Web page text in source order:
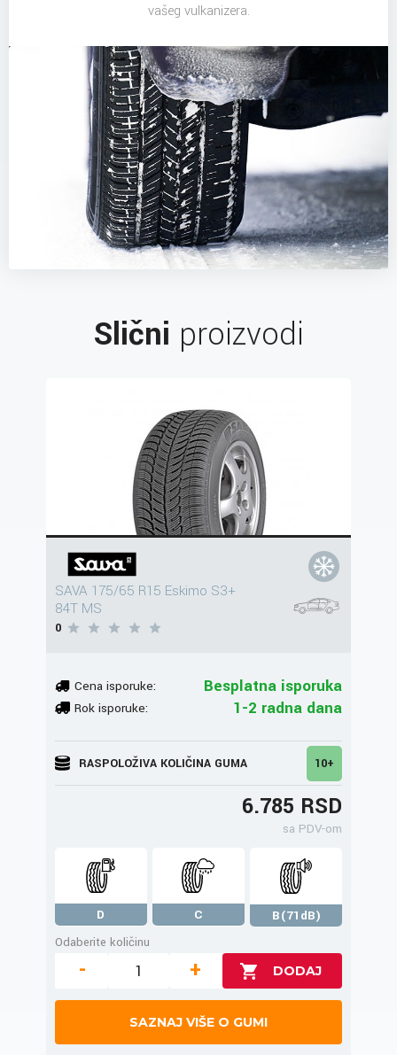
vašeg vulkanizera.
Slični proizvodi
SAVA 175/65 R15 Eskimo S3+
84T MS
0
Cena isporuke: Besplatna isporuka
Rok isporuke: 1-2 radna dana
RASPOLOŽIVA KOLIČINA GUMA 10+
6.785 RSD
sa PDV-om
D C
B(71dB)
Odaberite količinu
- +
SAZNAJ VIŠE O GUMI